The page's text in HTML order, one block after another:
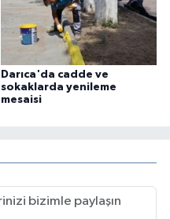
Darıca'da cadde ve
sokaklarda yenileme
mesaisi